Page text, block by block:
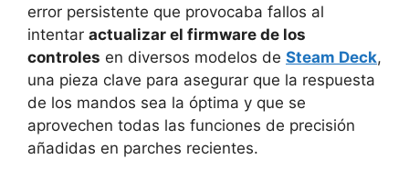
error persistente que provocaba fallos al
intentar actualizar el firmware de los
controles en diversos modelos de Steam Deck,
una pieza clave para asegurar que la respuesta
de los mandos sea la óptima y que se
aprovechen todas las funciones de precisión
añadidas en parches recientes.